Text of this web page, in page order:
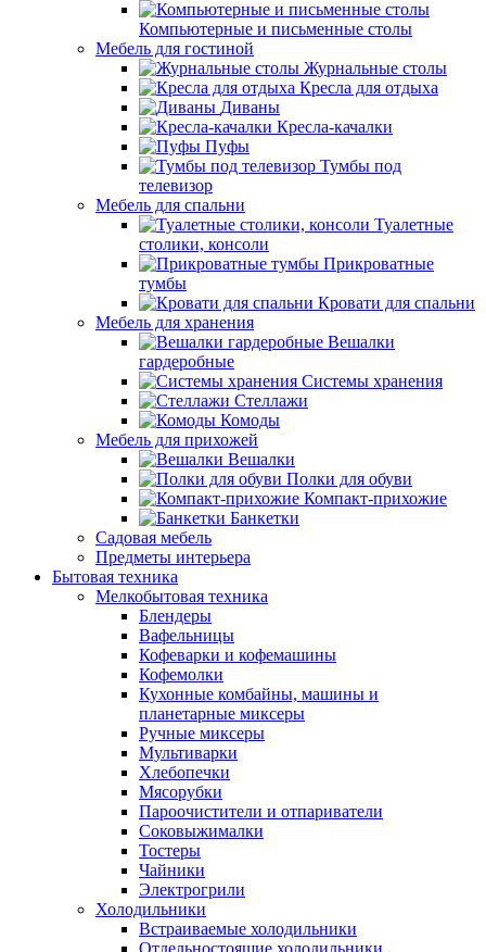
Компьютерные и письменные столы
Мебель для гостиной
Журнальные столы
Кресла для отдыха
Диваны
Кресла-качалки
Пуфы
Тумбы под
телевизор
Мебель для спальни
Туалетные
столики, консоли
Прикроватные
тумбы
Кровати для спальни
Мебель для хранения
Вешалки
гардеробные
Системы хранения
Стеллажи
Комоды
Мебель для прихожей
Вешалки
Полки для обуви
Компакт-прихожие
Банкетки
Садовая мебель
Предметы интерьера
Бытовая техника
Мелкобытовая техника
Блендеры
Вафельницы
Кофеварки и кофемашины
Кофемолки
Кухонные комбайны, машины и
планетарные миксеры
Ручные миксеры
Мультиварки
Хлебопечки
Мясорубки
Пароочистители и отпариватели
Соковыжималки
Тостеры
Чайники
Электрогрили
Холодильники
Встраиваемые холодильники
Отдельностоящие холодильники